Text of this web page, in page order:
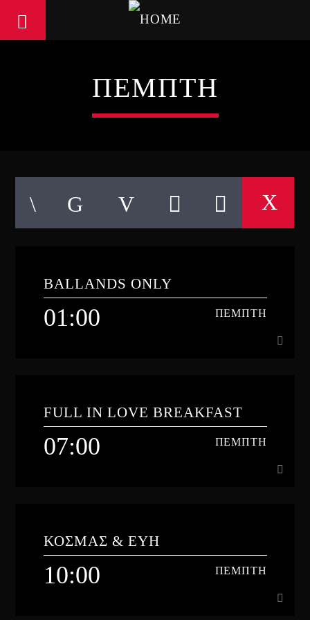
ΠΕΜΠΤΗ
BALLANDS ONLY
01:00 ΠΕΜΠΤΗ
Learn more
FULL IN LOVE BREAKFAST
07:00 ΠΕΜΠΤΗ
Καθημερινά από τις 07:00 με τον Δημήτρη και την Ιωάννα.
Learn more
ΚΟΣΜΑΣ & ΕΥΗ
10:00 ΠΕΜΠΤΗ